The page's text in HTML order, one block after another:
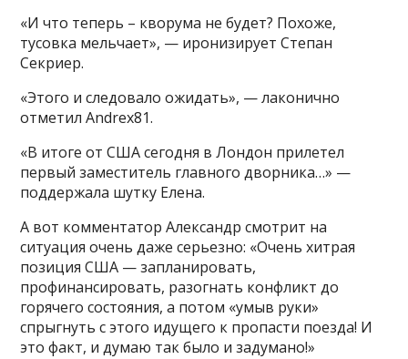
«И что теперь – кворума не будет? Похоже,
тусовка мельчает», — иронизирует Степан
Секриер.
«Этого и следовало ожидать», — лаконично
отметил Andrex81.
«В итоге от США сегодня в Лондон прилетел
первый заместитель главного дворника…» —
поддержала шутку Елена.
А вот комментатор Александр смотрит на
ситуация очень даже серьезно: «Очень хитрая
позиция США — запланировать,
профинансировать, разогнать конфликт до
горячего состояния, а потом «умыв руки»
спрыгнуть с этого идущего к пропасти поезда! И
это факт, и думаю так было и задумано!»